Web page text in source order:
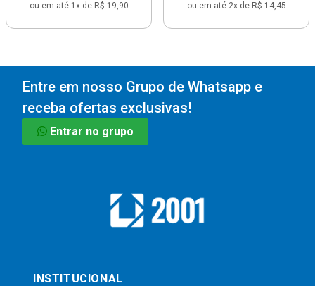
ou em até 1x de R$ 19,90 ou em até 2x de R$ 14,45
Entre em nosso Grupo de Whatsapp e
receba ofertas exclusivas!
Entrar no grupo
INSTITUCIONAL